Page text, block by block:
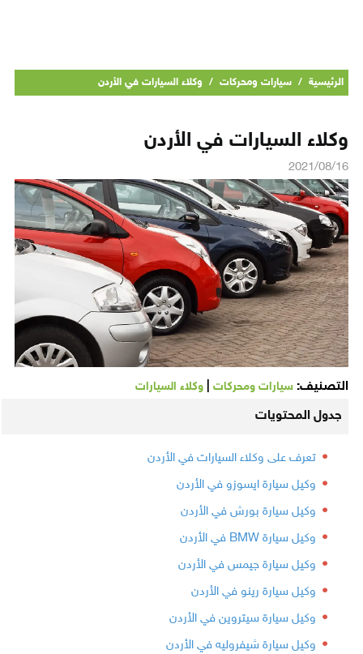
الرئيسية / سيارات ومحركات / وكلاء السيارات في الأردن
وكلاء السيارات في الأردن
2021/08/16
التصنيف: سيارات ومحركات| وكلاء السيارات
جدول المحتويات
تعرف على وكلاء السيارات في الأردن
وكيل سيارة ايسوزو في الأردن
وكيل سيارة بورش في الأردن
وكيل سيارة BMW في الأردن
وكيل سيارة جيمس في الأردن
وكيل سيارة رينو في الأردن
وكيل سيارة سيتروين في الأردن
وكيل سيارة شيفروليه في الأردن